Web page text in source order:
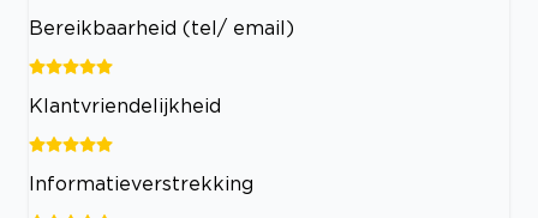
Bereikbaarheid (tel/ email)
Klantvriendelijkheid
Informatieverstrekking